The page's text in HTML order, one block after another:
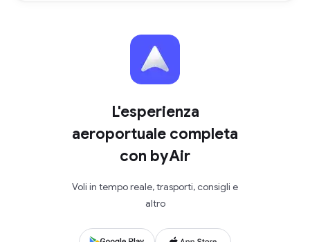
L'esperienza
aeroportuale completa
con byAir
Voli in tempo reale, trasporti, consigli e
altro